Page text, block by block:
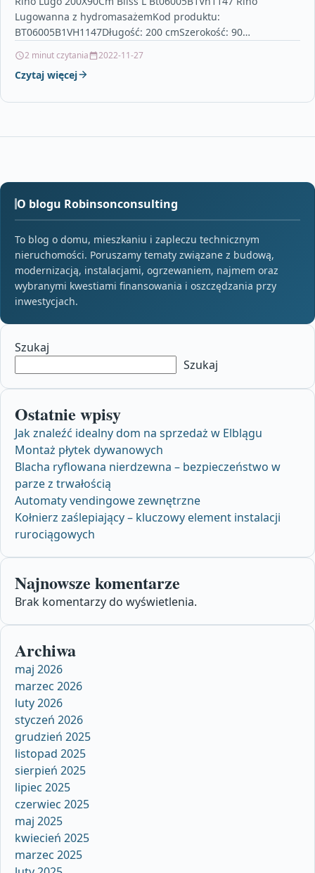
Lugowanna z hydromasażemKod produktu:
BT06005B1VH1147Długość: 200 cmSzerokość: 90
2 minut czytania 2022-11-27
Czytaj więcej
O blogu Robinsonconsulting
To blog o domu, mieszkaniu i zapleczu technicznym
nieruchomości. Poruszamy tematy związane z budową,
modernizacją, instalacjami, ogrzewaniem, najmem oraz
wybranymi kwestiami finansowania i oszczędzania przy
inwestycjach.
Szukaj
Szukaj
Ostatnie wpisy
Jak znaleźć idealny dom na sprzedaż w Elblągu
Montaż płytek dywanowych
Blacha ryflowana nierdzewna – bezpieczeństwo w
parze z trwałością
Automaty vendingowe zewnętrzne
Kołnierz zaślepiający – kluczowy element instalacji
rurociągowych
Najnowsze komentarze
Brak komentarzy do wyświetlenia.
Archiwa
maj 2026
marzec 2026
luty 2026
styczeń 2026
grudzień 2025
listopad 2025
sierpień 2025
lipiec 2025
czerwiec 2025
maj 2025
kwiecień 2025
marzec 2025